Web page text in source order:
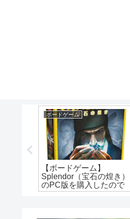
ボードゲーム
【ボードゲーム】
Splendor（宝石の煌き）
のPC版を購入したので
レビュー＆プレイレポ！